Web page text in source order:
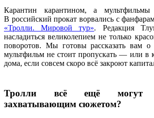
Карантин карантином, а
В российский прокат ворвались с
«Тролли. Мировой тур». Редакция
насладиться великолепием не только
поворотов. Мы готовы рассказать вам
мультфильм не стоит пропускать — или в
дома, если совсем скоро всё закроют
Тролли всё ещё могут
захватывающим сюжетом?